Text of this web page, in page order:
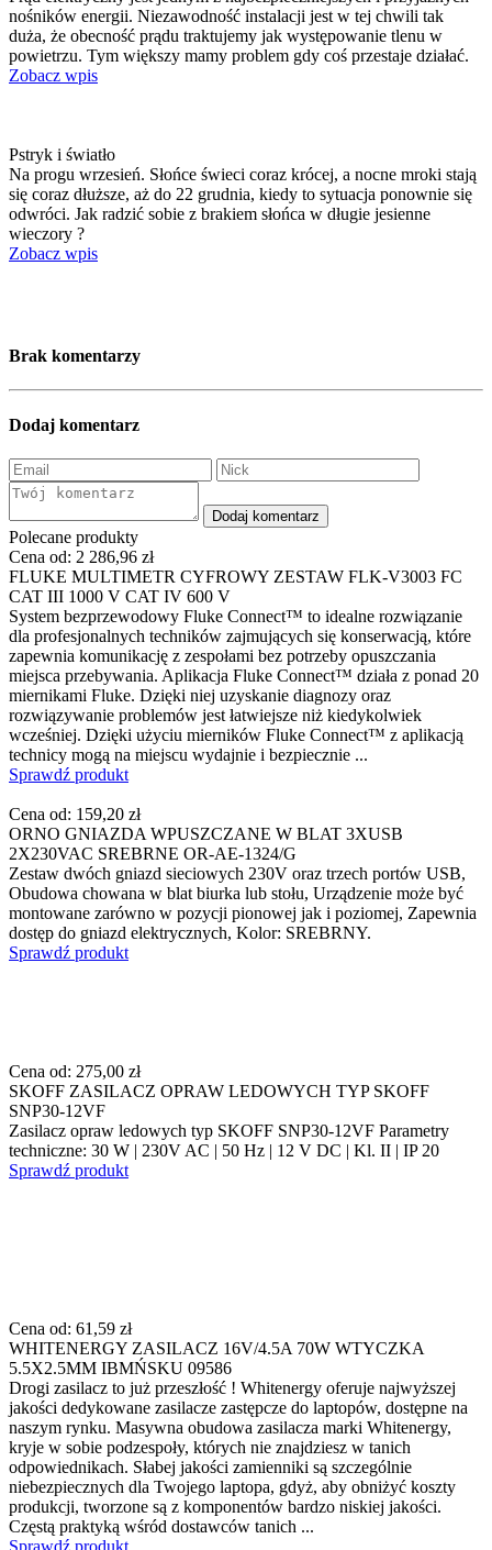
nośników energii. Niezawodność instalacji jest w tej chwili tak
duża, że obecność prądu traktujemy jak występowanie tlenu w
powietrzu. Tym większy mamy problem gdy coś przestaje działać.
Zobacz wpis
Pstryk i światło
Na progu wrzesień. Słońce świeci coraz krócej, a nocne mroki stają
się coraz dłuższe, aż do 22 grudnia, kiedy to sytuacja ponownie się
odwróci. Jak radzić sobie z brakiem słońca w długie jesienne
wieczory ?
Zobacz wpis
Brak komentarzy
Dodaj komentarz
Dodaj komentarz
Polecane produkty
Cena od: 2 286,96 zł
FLUKE MULTIMETR CYFROWY ZESTAW FLK-V3003 FC
CAT III 1000 V CAT IV 600 V
System bezprzewodowy Fluke Connect™ to idealne rozwiązanie
dla profesjonalnych techników zajmujących się konserwacją, które
zapewnia komunikację z zespołami bez potrzeby opuszczania
miejsca przebywania. Aplikacja Fluke Connect™ działa z ponad 20
miernikami Fluke. Dzięki niej uzyskanie diagnozy oraz
rozwiązywanie problemów jest łatwiejsze niż kiedykolwiek
wcześniej. Dzięki użyciu mierników Fluke Connect™ z aplikacją
technicy mogą na miejscu wydajnie i bezpiecznie ...
Sprawdź produkt
Cena od: 159,20 zł
ORNO GNIAZDA WPUSZCZANE W BLAT 3XUSB
2X230VAC SREBRNE OR-AE-1324/G
Zestaw dwóch gniazd sieciowych 230V oraz trzech portów USB,
Obudowa chowana w blat biurka lub stołu, Urządzenie może być
montowane zarówno w pozycji pionowej jak i poziomej, Zapewnia
dostęp do gniazd elektrycznych, Kolor: SREBRNY.
Sprawdź produkt
Cena od: 275,00 zł
SKOFF ZASILACZ OPRAW LEDOWYCH TYP SKOFF
SNP30-12VF
Zasilacz opraw ledowych typ SKOFF SNP30-12VF Parametry
techniczne: 30 W | 230V AC | 50 Hz | 12 V DC | Kl. II | IP 20
Sprawdź produkt
Cena od: 61,59 zł
WHITENERGY ZASILACZ 16V/4.5A 70W WTYCZKA
5.5X2.5MM IBMŃSKU 09586
Drogi zasilacz to już przeszłość ! Whitenergy oferuje najwyższej
jakości dedykowane zasilacze zastępcze do laptopów, dostępne na
naszym rynku. Masywna obudowa zasilacza marki Whitenergy,
kryje w sobie podzespoły, których nie znajdziesz w tanich
odpowiednikach. Słabej jakości zamienniki są szczególnie
niebezpiecznych dla Twojego laptopa, gdyż, aby obniżyć koszty
produkcji, tworzone są z komponentów bardzo niskiej jakości.
Częstą praktyką wśród dostawców tanich ...
Sprawdź produkt